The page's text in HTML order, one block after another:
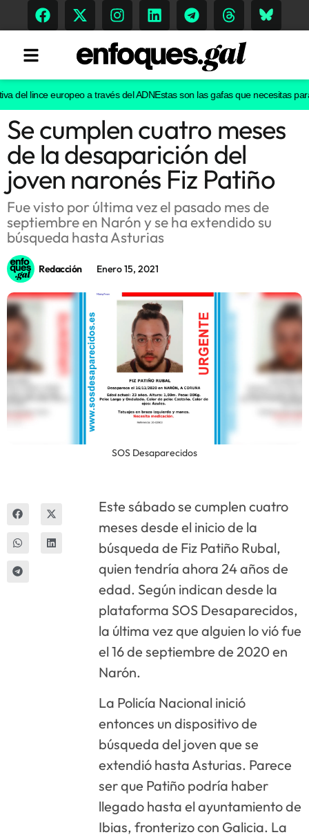
Tendencias
Memoria Histórica
Gastronomía
Escenarios
Sostenibilidad
lince europeo a través del ADNEstas son las gafas que necesitas para
Se cumplen cuatro meses
de la desaparición del
joven naronés Fiz Patiño
Fue visto por última vez el pasado mes de
septiembre en Narón y se ha extendido su
búsqueda hasta Asturias
Redacción Enero 15, 2021
SOS Desaparecidos
Este sábado se cumplen cuatro
meses desde el inicio de la
búsqueda de Fiz Patiño Rubal,
quien tendría ahora 24 años de
edad. Según indican desde la
plataforma SOS Desaparecidos,
la última vez que alguien lo vió fue
el 16 de septiembre de 2020 en
Narón.
La Policía Nacional inició
entonces un dispositivo de
búsqueda del joven que se
extendió hasta Asturias. Parece
ser que Patiño podría haber
llegado hasta el ayuntamiento de
Ibias, fronterizo con Galicia. La